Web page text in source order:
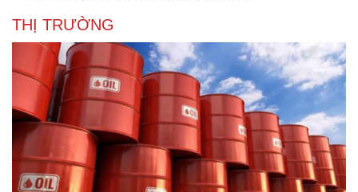
THỊ TRƯỜNG